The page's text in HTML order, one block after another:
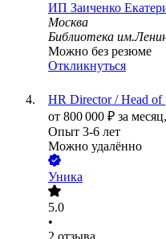
ИП Заиченко
Москва
Библиотека
Можно без резюме
Откликнуться
HR Director / Head of
от 800 000 ₽ за месяц,
Опыт 3-6 лет
Можно удалённо
Уника
5.0
•